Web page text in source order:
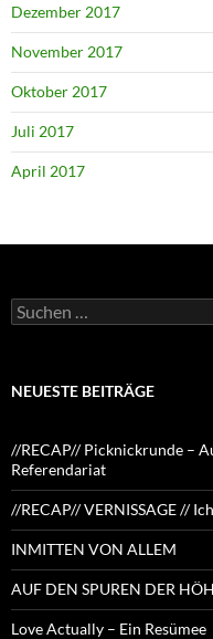
Dezember 2017
November 2017
Oktober 2017
Juli 2017
April 2017
Suchen
nach:
NEUESTE BEITRÄGE
//RECAP// Picknickrunde –
Referendariat
//RECAP// VERNISSAGE //
INMITTEN VON ALLEM
AUF DEN SPUREN DER
Love Actually – Ein Resümee